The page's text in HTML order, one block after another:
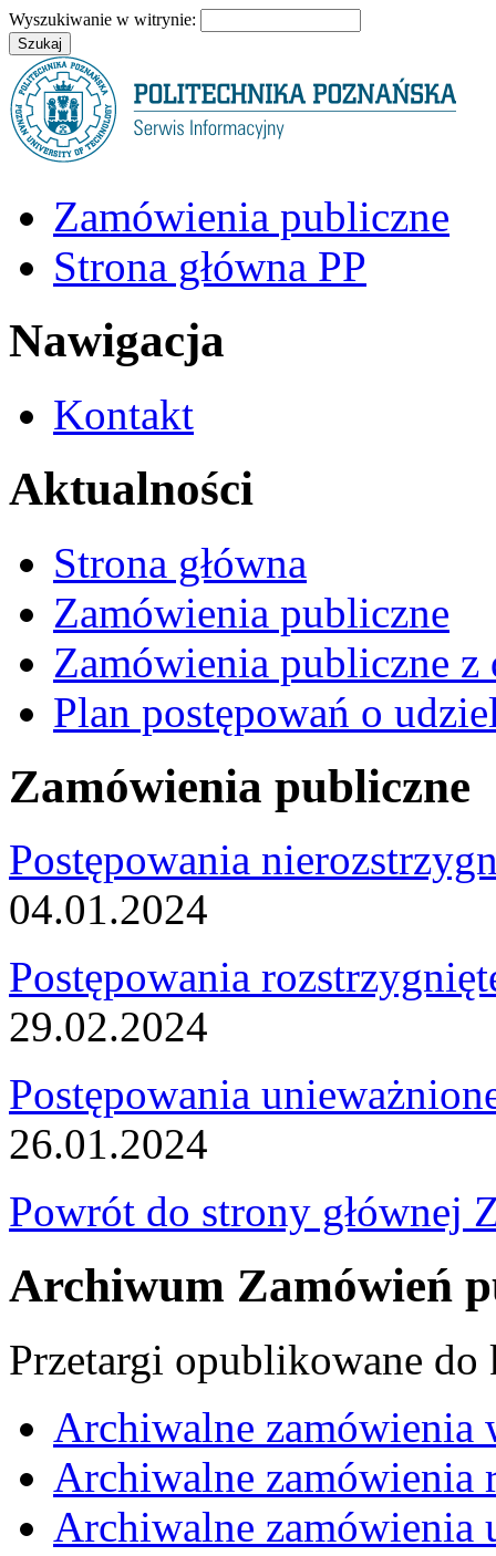
Wyszukiwanie w witrynie:
Zamówienia publiczne
Strona główna PP
Nawigacja
Kontakt
Aktualności
Strona główna
Zamówienia publiczne
Zamówienia publiczne
Plan postępowań o
Zamówienia publiczne
Postępowania
04.01.2024
Postępowania
29.02.2024
Postępowania
26.01.2024
Powrót do strony głównej
Archiwum Zamówień
Przetargi opublikowane do
Archiwalne zamówienia
Archiwalne zamówienia
Archiwalne zamówienia